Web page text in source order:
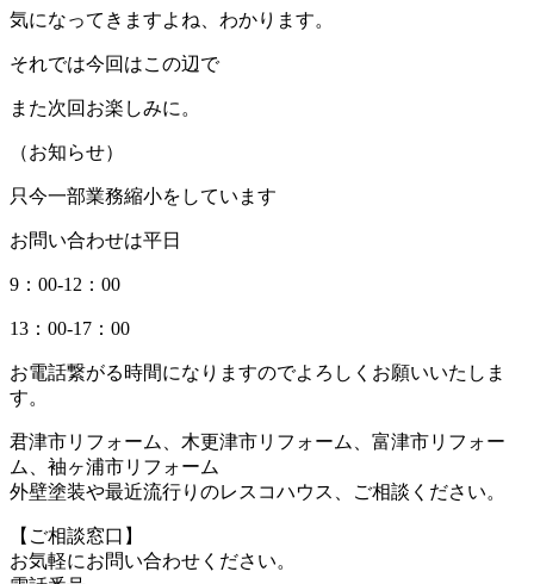
気になってきますよね、わかります。
それでは今回はこの辺で
また次回お楽しみに。
（お知らせ）
只今一部業務縮小をしています
お問い合わせは平日
9：00-12：00
13：00-17：00
お電話繋がる時間になりますのでよろしくお願いいたしま
す。
君津市リフォーム、木更津市リフォーム、富津市リフォー
ム、袖ヶ浦市リフォーム
外壁塗装や最近流行りのレスコハウス、ご相談ください。
【ご相談窓口】
お気軽にお問い合わせください。